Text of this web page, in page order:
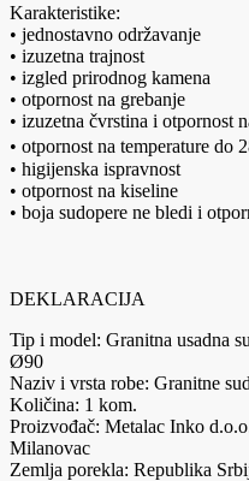
Karakteristike:
• jednostavno održavanje
• izuzetna trajnost
• izgled prirodnog kamena
• otpornost na grebanje
• izuzetna čvrstina i otpornost
• otpornost na temperature do
• higijenska ispravnost
• otpornost na kiseline
• boja sudopere ne bledi i
DEKLARACIJA
Tip i model: Granitna usadna
Ø90
Naziv i vrsta robe: Granitne
Količina: 1 kom.
Proizvođač: Metalac Inko
Milanovac
Zemlja porekla: Republika